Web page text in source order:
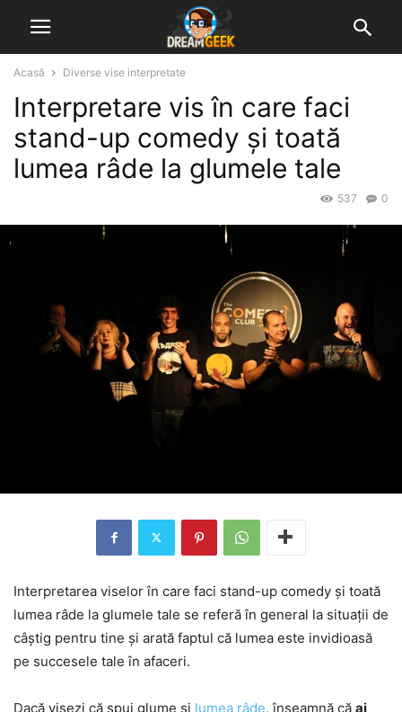
Acasă Diverse vise interpretate
Interpretare vis în care faci
stand-up comedy și toată
lumea râde la glumele tale
0
537
Interpretarea viselor în care faci stand-up comedy și toată
lumea râde la glumele tale se referă în general la situații de
câștig pentru tine și arată faptul că lumea este invidioasă
pe succesele tale în afaceri.
Dacă visezi că spui glume și lumea râde, înseamnă că ai